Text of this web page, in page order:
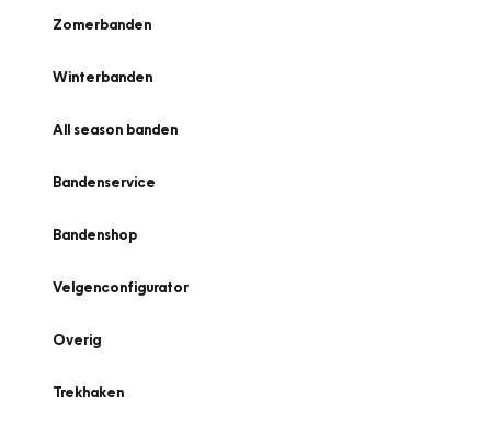
Zomerbanden
Winterbanden
All season banden
Bandenservice
Bandenshop
Velgenconfigurator
Overig
Trekhaken